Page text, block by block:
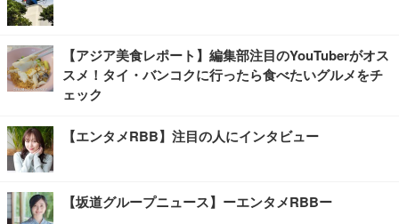
【アジア美食レポート】編集部注目のYouTuberがオス
スメ！タイ・バンコクに行ったら食べたいグルメをチ
ェック
【エンタメRBB】注目の人にインタビュー
【坂道グループニュース】ーエンタメRBBー